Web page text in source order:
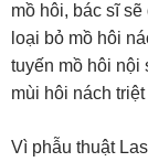
mồ hôi, bác sĩ
loại bỏ mồ hôi
tuyến mồ hôi
mùi hôi nách triệt
Vì phẫu thuật